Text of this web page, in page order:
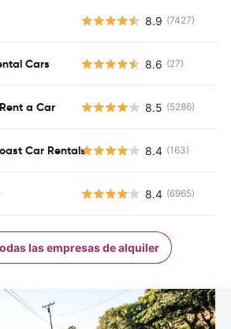
8.9 (7427)
Cars 8.6 (27)
a Car 8.5 (5286)
Car Rentals 8.4 (163)
8.4 (6965)
las empresas de alquiler